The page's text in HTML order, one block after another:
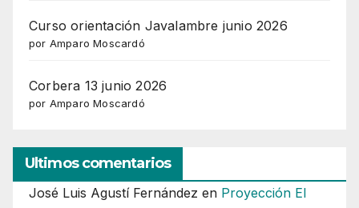
Curso orientación Javalambre junio 2026
por Amparo Moscardó
Corbera 13 junio 2026
por Amparo Moscardó
Ultimos comentarios
José Luis Agustí Fernández en Proyección El